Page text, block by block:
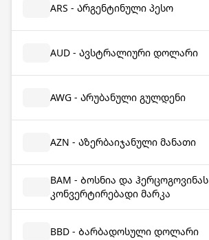
ARS - Არგენტინული პესო
AUD - Ავსტრალიური დოლარი
AWG - Არუბანული გულდენი
AZN - Აზერბაიჯანული მანათი
BAM - Ბოსნია და ჰერცოგოვინას
კონვერტირებადი მარკა
BBD - Ბარბადოსული დოლარი